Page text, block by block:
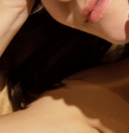
FAQ™ Pure
issa™ Teeth
English
Français
Türkçe
简